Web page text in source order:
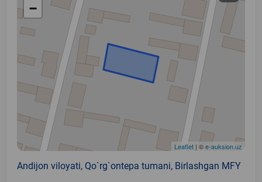
−
Leaflet | ©e-auksion.uz
Andijon viloyati, Qo`rg`ontepa tumani, Birlashgan MFY